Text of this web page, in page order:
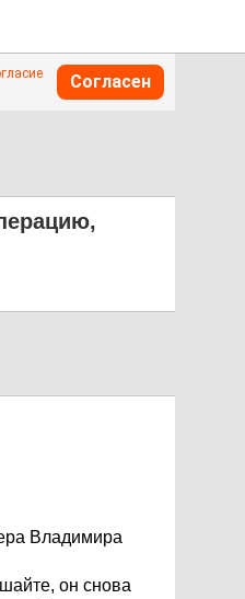
Согласен
Владимира
он снова